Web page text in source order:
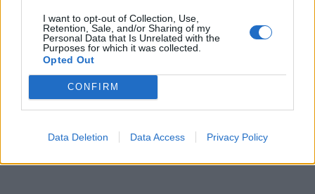
I want to opt-out of Collection, Use,
Retention, Sale, and/or Sharing of my
Personal Data that Is Unrelated with the
Purposes for which it was collected.
Opted Out
CONFIRM
Data Deletion Data Access Privacy Policy